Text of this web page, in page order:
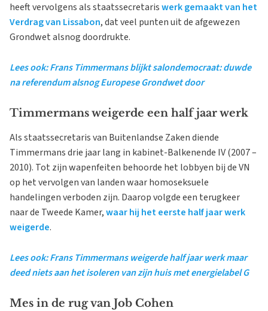
heeft vervolgens als staatssecretariswerk gemaakt van het
Verdrag van Lissabon, dat veel punten uit de afgewezen
Grondwet alsnog doordrukte.
Lees ook: Frans Timmermans blijkt salondemocraat: duwde
na referendum alsnog Europese Grondwet door
Timmermans weigerde een half jaar werk
Als staatssecretaris van Buitenlandse Zaken diende
Timmermans drie jaar lang in kabinet-Balkenende IV (2007 –
2010). Tot zijn wapenfeiten behoorde het lobbyen bij de VN
op het vervolgen van landen waar homoseksuele
handelingen verboden zijn. Daarop volgde een terugkeer
naar de Tweede Kamer,waar hij het eerste half jaar werk
weigerde.
Lees ook: Frans Timmermans weigerde half jaar werk maar
deed niets aan het isoleren van zijn huis met energielabel G
Mes in de rug van Job Cohen